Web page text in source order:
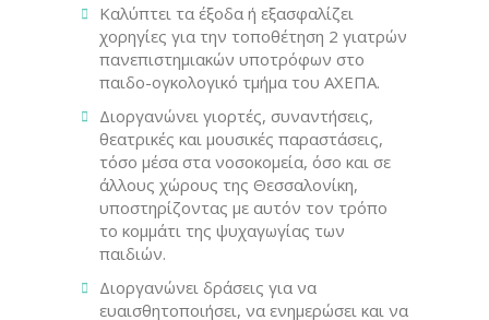
Καλύπτει τα έξοδα ή εξασφαλίζει
χορηγίες για την τοποθέτηση 2 γιατρών
πανεπιστημιακών υποτρόφων στο
παιδο-ογκολογικό τμήμα του ΑΧΕΠΑ.
Διοργανώνει γιορτές, συναντήσεις,
θεατρικές και μουσικές παραστάσεις,
τόσο μέσα στα νοσοκομεία, όσο και σε
άλλους χώρους της Θεσσαλονίκη,
υποστηρίζοντας με αυτόν τον τρόπο
το κομμάτι της ψυχαγωγίας των
παιδιών.
Διοργανώνει δράσεις για να
ευαισθητοποιήσει, να ενημερώσει και να